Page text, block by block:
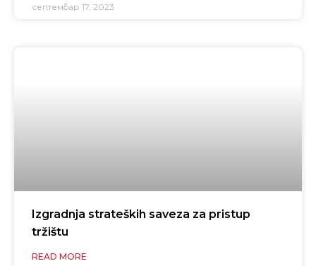
септембар 17, 2023
Izgradnja strateških saveza za pristup
tržištu
READ MORE